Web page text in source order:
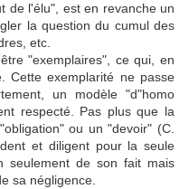
de l'élu", est en revanche un
la question du cumul des
etc.
"exemplaires", ce qui, en
Cette exemplarité ne passe
un modèle "d"homo
respecté. Pas plus que la
ou un "devoir" (C.
et diligent pour la seule
seulement de son fait mais
sa négligence.